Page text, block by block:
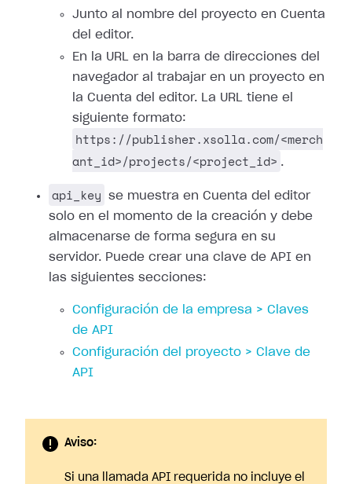
Junto al nombre del proyecto en Cuenta
del editor.
En la URL en la barra de direcciones del
navegador al trabajar en un proyecto en
la Cuenta del editor. La URL tiene el
siguiente formato:
https://publisher.xsolla.com/<merch
ant_id>/projects/<project_id> .
api_key
se muestra en Cuenta del editor
solo en el momento de la creación y debe
almacenarse de forma segura en su
servidor. Puede crear una clave de API en
las siguientes secciones:
Configuración de la empresa > Claves
de API
Configuración del proyecto > Clave de
API
Aviso:
Si una llamada API requerida no incluye el